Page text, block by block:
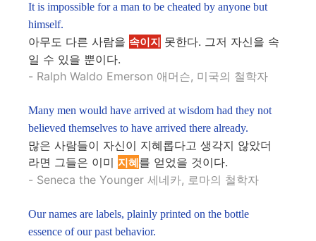
It is impossible for a man to be cheated by anyone but
himself.
아무도 다른 사람을 속이지 못한다. 그저 자신을 속
일 수 있을 뿐이다.
- Ralph Waldo Emerson 애머슨, 미국의 철학자
Many men would have arrived at wisdom had they not
believed themselves to have arrived there already.
많은 사람들이 자신이 지혜롭다고 생각지 않았더
라면 그들은 이미 지혜를 얻었을 것이다.
- Seneca the Younger 세네카, 로마의 철학자
Our names are labels, plainly printed on the bottle
essence of our past behavior.